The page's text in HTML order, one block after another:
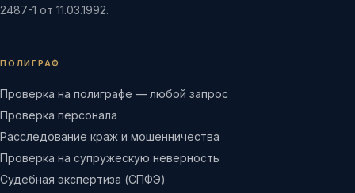
2487-1 от 11.03.1992.
ПОЛИГРАФ
Проверка на полиграфе — любой запрос
Проверка персонала
Расследование краж и мошенничества
Проверка на супружескую неверность
Судебная экспертиза (СПФЭ)